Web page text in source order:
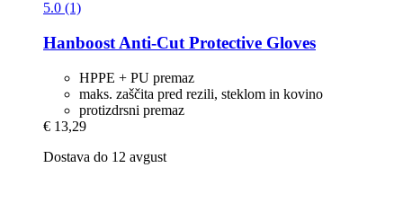
5.0 (1)
Hanboost Anti-​Cut Protective Gloves
HPPE + PU premaz
maks. zaščita pred rezili, steklom in kovino
protizdrsni premaz
€ 13,29
Dostava do 12 avgust